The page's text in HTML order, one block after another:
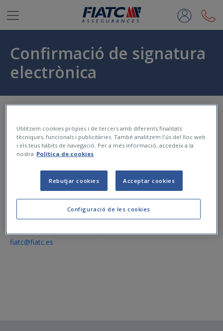
Salta al contingut principal
Confirmació de signatura
electrònica
correctament.
Atenció al Client
Dilluns a divendres de 8h a 20h.
fiatc@fiatc.es
Utilitzem cookies pròpies i de tercers amb diferents finalitats:
tècniques, funcionals i publicitàries. També analitzem l'ús del lloc web
i els teus hàbits de navegació. Per a més informació, accedeix a la
nostra Política de cookies
Configuració de les cookies
Rebutjar cookies Acceptar cookies